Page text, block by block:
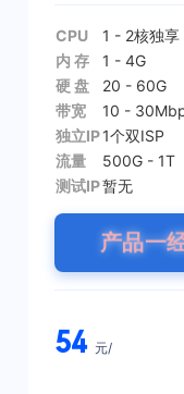
CPU 1 - 2核独享
内 存
1 - 4G
硬 盘
20 - 60G
带宽
10 -
独立IP1个双ISP
流量
500G - 1T
测试IP暂无
产品一
54 元/